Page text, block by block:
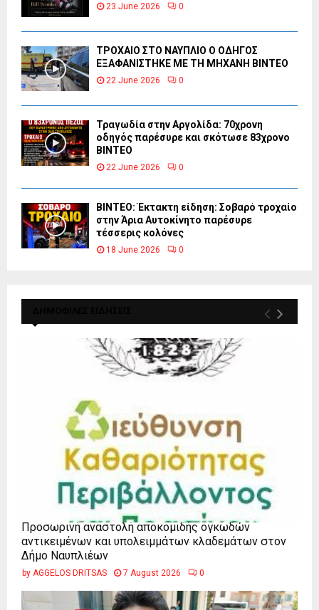
23 June 2026 0
ΤΡΟΧΑΙΟ ΣΤΟ ΝΑΥΠΛΙΟ Ο ΟΔΗΓΟΣ
ΕΞΑΦΑΝΙΣΤΗΚΕ ΜΕ ΤΗ ΜΗΧΑΝΗ ΒΙΝΤΕΟ
22 June 2026 0
Τραγωδία στην Αργολίδα: 70χρονη
οδηγός παρέσυρε και σκότωσε 83χρονο
ΒΙΝΤΕΟ
22 June 2026 0
ΒΙΝΤΕΟ: Έκτακτη είδηση: Σοβαρό τροχαίο
στην Άρια Αυτοκίνητο παρέσυρε
τέσσερις κολόνες
18 June 2026 0
Προσωρινή αναστολή αποκομιδής ογκωδών
αντικειμένων και υπολειμμάτων κλαδεμάτων στον
Δήμο Ναυπλιέων
by AGGELOS DRITSAS 7 August 2026 0